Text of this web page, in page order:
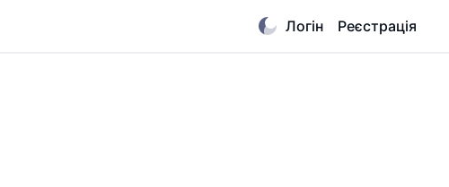
Логін Реєстрація